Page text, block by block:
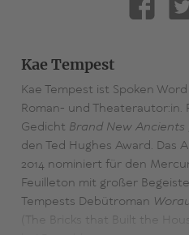
Kae Tempest
Kae Tempest ist Spoken
Roman- und Theaterautor:in.
Gedicht Brand New Ancients
den Ted Hughes Award. Das
2014 nominiert für den
Feuilleton mit großer
Tempests Debütroman
(The Bricks that Built the